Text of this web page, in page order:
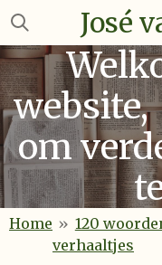
Ga
naar
de
hoofdinhoud
José
om
Home » 120
verhaaltjes